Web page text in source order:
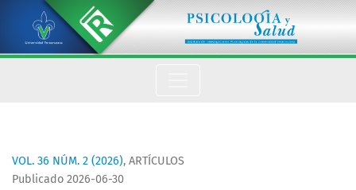
Aplicación del modelo VARK en estudiantes de posgrado,
VOL. 36 NÚM. 2 (2026), ARTÍCULOS
Publicado 2026-06-30